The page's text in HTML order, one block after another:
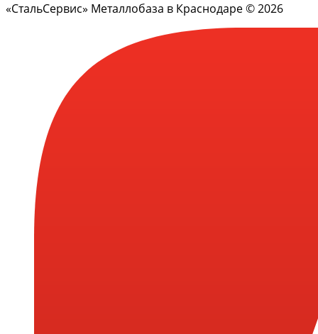
«СтальСервис» Металлобаза в Краснодаре © 2026